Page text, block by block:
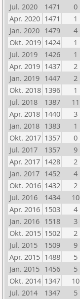
Jul. 2020
1471 0
Apr. 2020 1471 1
Jan. 2020 1479 4
Okt. 2019 1424 1
Jul. 2019
1426 1
Apr. 2019 1437 2
Jan. 2019 1447 2
Okt. 2018 1396 1
Jul. 2018
1387 11
Apr. 2018 1440 3
Jan. 2018 1383 1
Okt. 2017 1357 0
Jul. 2017
1357 9
Apr. 2017 1428 2
Jan. 2017 1452 4
Okt. 2016 1432 2
Jul. 2016
1434 10
Apr. 2016 1503 4
Jan. 2016 1518 3
Okt. 2015 1502 2
Jul. 2015
1509 9
Apr. 2015 1488 5
Jan. 2015 1456 5
Okt. 2014 1347 10
Jul. 2014
1347 5